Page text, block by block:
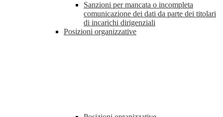
Sanzioni per mancata o incompleta
comunicazione dei dati da parte dei titolari
di incarichi dirigenziali
Posizioni organizzative